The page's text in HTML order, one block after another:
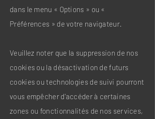
dans le menu « Options » ou «
Préférences » de votre navigateur.
Veuillez noter que la suppression de nos
cookies ou la désactivation de futurs
cookies ou technologies de suivi pourront
vous empêcher d'accéder à certaines
zones ou fonctionnalités de nos services,